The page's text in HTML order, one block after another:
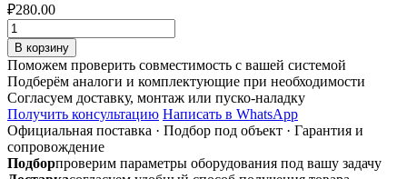
₽280.00
Количество
товара
Заглушка
ф120
из
оцинкованной
стали
В корзину
Поможем проверить совместимость с вашей системой
Подберём аналоги и комплектующие при необходимости
Согласуем доставку, монтаж или пуско-наладку
Получить консультацию Написать в WhatsApp
Официальная поставка · Подбор под объект · Гарантия и
сопровождение
Подборпроверим параметры оборудования под вашу задачу